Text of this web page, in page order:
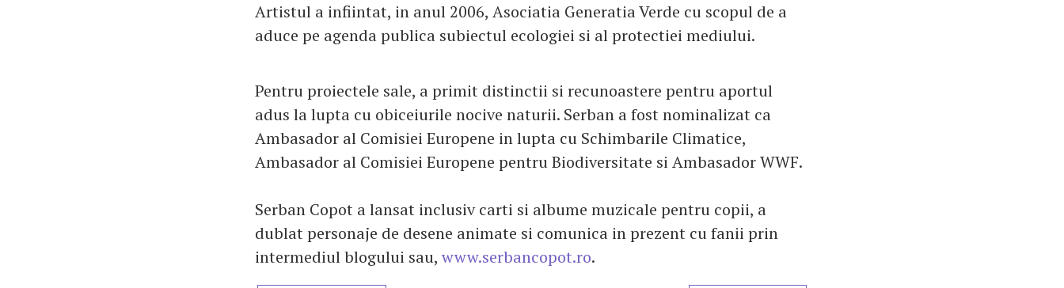
Artistul a infiintat, in anul 2006, Asociatia Generatia Verde cu scopul de a
aduce pe agenda publica subiectul ecologiei si al protectiei mediului.
Pentru proiectele sale, a primit distinctii si recunoastere pentru aportul
adus la lupta cu obiceiurile nocive naturii. Serban a fost nominalizat ca
Ambasador al Comisiei Europene in lupta cu Schimbarile Climatice,
Ambasador al Comisiei Europene pentru Biodiversitate si Ambasador WWF.
Serban Copot a lansat inclusiv carti si albume muzicale pentru copii, a
dublat personaje de desene animate si comunica in prezent cu fanii prin
intermediul blogului sau, www.serbancopot.ro.